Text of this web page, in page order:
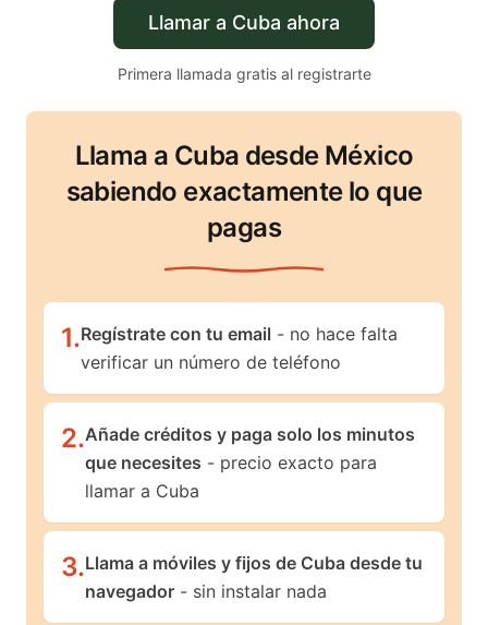
Llamar a Cuba ahora
Primera llamada gratis al registrarte
Llama a Cuba desde México
sabiendo exactamente lo que
pagas
1.Regístrate con tu email - no hace falta
verificar un número de teléfono
2.Añade créditos y paga solo los minutos
que necesites - precio exacto para
llamar a Cuba
3.Llama a móviles y fijos de Cuba desde tu
navegador - sin instalar nada